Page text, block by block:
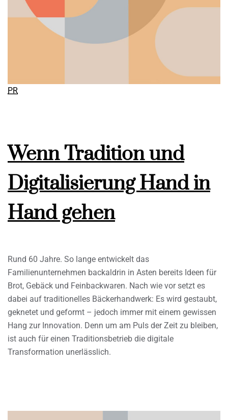
PR
Wenn Tradition und
Digitalisierung Hand in
Hand gehen
Rund 60 Jahre. So lange entwickelt das
Familienunternehmen backaldrin in Asten bereits Ideen für
Brot, Gebäck und Feinbackwaren. Nach wie vor setzt es
dabei auf traditionelles Bäckerhandwerk: Es wird gestaubt,
geknetet und geformt – jedoch immer mit einem gewissen
Hang zur Innovation. Denn um am Puls der Zeit zu bleiben,
ist auch für einen Traditionsbetrieb die digitale
Transformation unerlässlich.